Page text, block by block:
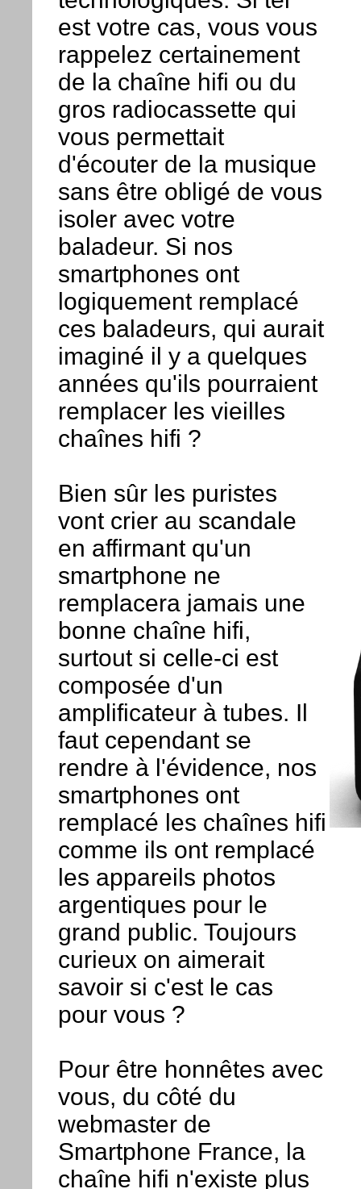
est votre cas, vous vous
rappelez certainement
de la chaîne hifi ou du
gros radiocassette qui
vous permettait
d'écouter de la musique
sans être obligé de vous
isoler avec votre
baladeur. Si nos
smartphones ont
logiquement remplacé
ces baladeurs, qui aurait
imaginé il y a quelques
années qu'ils pourraient
remplacer les vieilles
chaînes hifi ?
Bien sûr les puristes
vont crier au scandale
en affirmant qu'un
smartphone ne
remplacera jamais une
bonne chaîne hifi,
surtout si celle-ci est
composée d'un
amplificateur à tubes. Il
faut cependant se
rendre à l'évidence, nos
smartphones ont
remplacé les chaînes hifi
comme ils ont remplacé
les appareils photos
argentiques pour le
grand public. Toujours
curieux on aimerait
savoir si c'est le cas
pour vous ?
Pour être honnêtes avec
vous, du côté du
webmaster de
Smartphone France, la
chaîne hifi n'existe plus